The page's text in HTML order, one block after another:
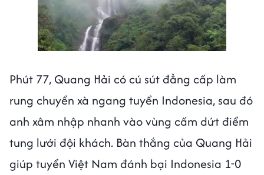
Phút 77, Quang Hải có cú sút đẳng cấp làm
rung chuyển xà ngang tuyển Indonesia, sau đó
anh xâm nhập nhanh vào vùng cấm dứt điểm
tung lưới đội khách. Bàn thắng của Quang Hải
giúp tuyển Việt Nam đánh bại Indonesia 1-0